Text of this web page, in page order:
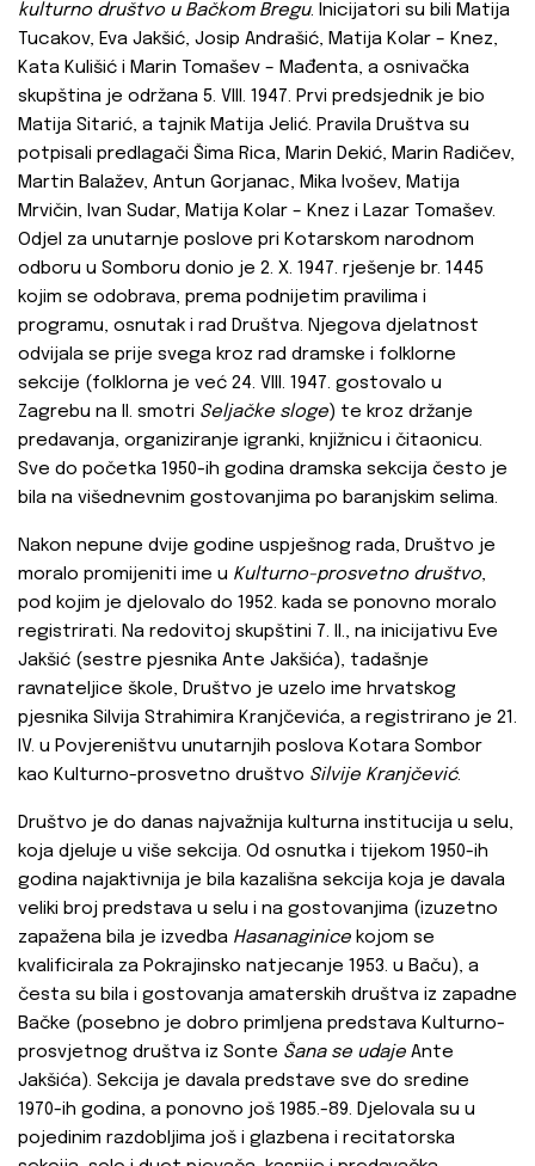
kulturno društvo u Bačkom Bregu. Inicijatori su bili Matija
Tucakov, Eva Jakšić, Josip Andrašić, Matija Kolar – Knez,
Kata Kulišić i Marin Tomašev – Mađenta, a osnivačka
skupština je održana 5. VIII. 1947. Prvi predsjednik je bio
Matija Sitarić, a tajnik Matija Jelić. Pravila Društva su
potpisali predlagači Šima Rica, Marin Dekić, Marin Radičev,
Martin Balažev, Antun Gorjanac, Mika Ivošev, Matija
Mrvičin, Ivan Sudar, Matija Kolar – Knez i Lazar Tomašev.
Odjel za unutarnje poslove pri Kotarskom narodnom
odboru u Somboru donio je 2. X. 1947. rješenje br. 1445
kojim se odobrava, prema podnijetim pravilima i
programu, osnutak i rad Društva. Njegova djelatnost
odvijala se prije svega kroz rad dramske i folklorne
sekcije (folklorna je već 24. VIII. 1947. gostovalo u
Zagrebu na II. smotri Seljačke sloge) te kroz držanje
predavanja, organiziranje igranki, knjižnicu i čitaonicu.
Sve do početka 1950-ih godina dramska sekcija često je
bila na višednevnim gostovanjima po baranjskim selima.
Nakon nepune dvije godine uspješnog rada, Društvo je
moralo promijeniti ime u Kulturno-prosvetno društvo,
pod kojim je djelovalo do 1952. kada se ponovno moralo
registrirati. Na redovitoj skupštini 7. II., na inicijativu Eve
Jakšić (sestre pjesnika Ante Jakšića), tadašnje
ravnateljice škole, Društvo je uzelo ime hrvatskog
pjesnika Silvija Strahimira Kranjčevića, a registrirano je 21.
IV. u Povjereništvu unutarnjih poslova Kotara Sombor
kao Kulturno-prosvetno društvo Silvije Kranjčević.
Društvo je do danas najvažnija kulturna institucija u selu,
koja djeluje u više sekcija. Od osnutka i tijekom 1950-ih
godina najaktivnija je bila kazališna sekcija koja je davala
veliki broj predstava u selu i na gostovanjima (izuzetno
zapažena bila je izvedba Hasanaginice kojom se
kvalificirala za Pokrajinsko natjecanje 1953. u Baču), a
česta su bila i gostovanja amaterskih društva iz zapadne
Bačke (posebno je dobro primljena predstava Kulturno-
prosvjetnog društva iz Sonte Šana se udaje Ante
Jakšića). Sekcija je davala predstave sve do sredine
1970-ih godina, a ponovno još 1985.-89. Djelovala su u
pojedinim razdobljima još i glazbena i recitatorska